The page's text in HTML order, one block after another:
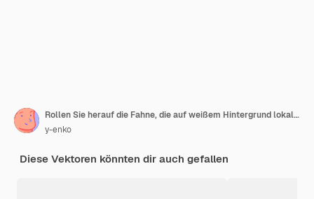
Rollen Sie herauf die Fahne, die auf weißem Hintergrund lokalisiert wird
y-enko
Diese Vektoren könnten dir auch gefallen